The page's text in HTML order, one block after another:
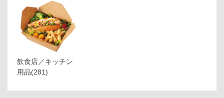
飲食店／キッチン
用品(281)